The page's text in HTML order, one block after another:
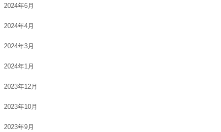
2024年6月
2024年4月
2024年3月
2024年1月
2023年12月
2023年10月
2023年9月